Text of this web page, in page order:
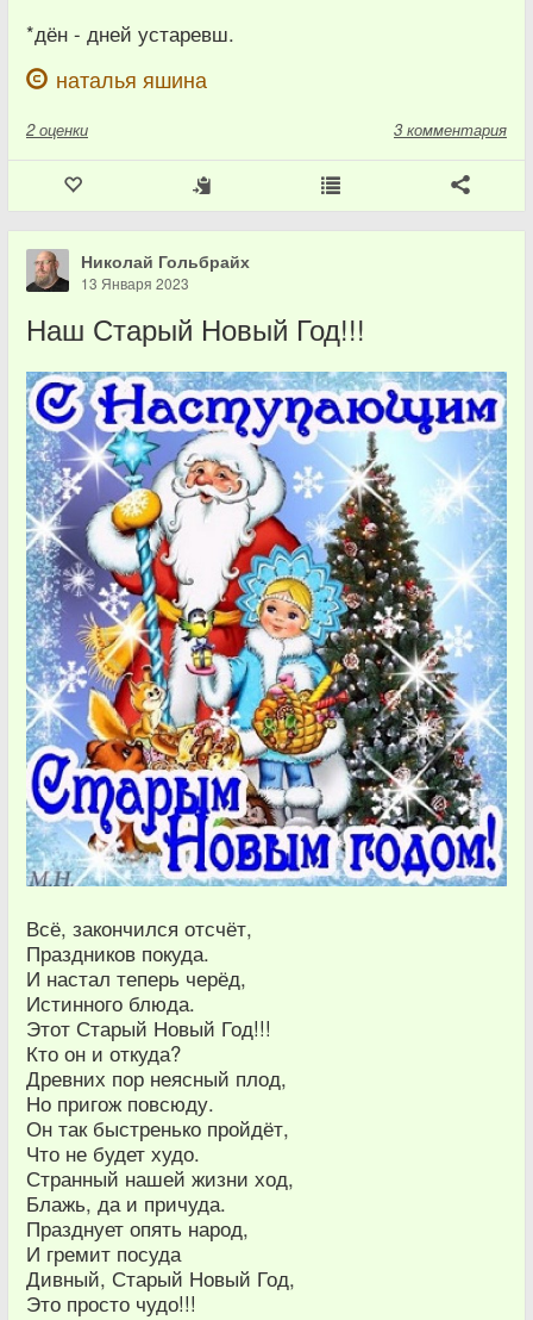
*дён - дней устаревш.
наталья яшина
2 оценки 3 комментария
Николай Гольбрайх
13 Января 2023
Наш Старый Новый Год!!!
Всё, закончился отсчёт,
Праздников покуда.
И настал теперь черёд,
Истинного блюда.
Этот Старый Новый Год!!!
Кто он и откуда?
Древних пор неясный плод,
Но пригож повсюду.
Он так быстренько пройдёт,
Что не будет худо.
Странный нашей жизни ход,
Блажь, да и причуда.
Празднует опять народ,
И гремит посуда
Дивный, Старый Новый Год,
Это просто чудо!!!